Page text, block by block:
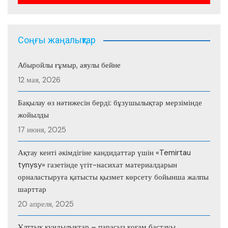
Соңғы жаңалықтар
Абыройлы ғұмыр, аяулы бейне
12 мая, 2026
Бақылау өз нәтижесін берді: бұзушылықтар мерзімінде
жойылды
17 июня, 2025
Ақтау кенті әкімдігіне кандидаттар үшін «Temirtau
tynysy» газетінде үгіт-насихат материалдарын
орналастыруға қатысты қызмет көрсету бойынша жалпы
шарттар
20 апреля, 2025